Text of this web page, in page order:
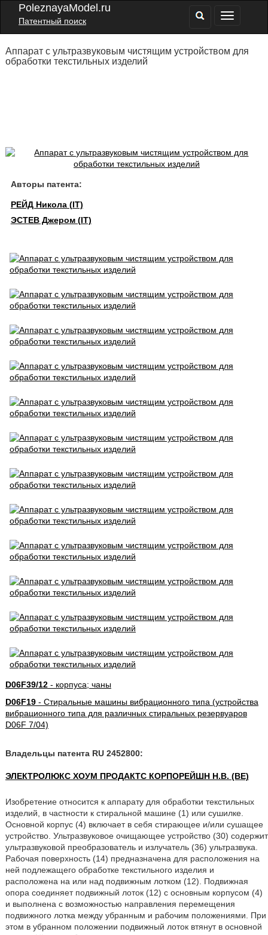
PoleznayaModel.ru
Патентный поиск
Аппарат с ультразвуковым чистящим устройством для
обработки текстильных изделий
Авторы патента:
РЕЙД Никола (IT)
ЭСТЕВ Джером (IT)
D06F39/12- корпуса; чаны
D06F19- Стиральные машины вибрационного типа (устройства
вибрационного типа для различных стиральных резервуаров
D06F 7/04)
Владельцы патента RU 2452800:
ЭЛЕКТРОЛЮКС ХОУМ ПРОДАКТС КОРПОРЕЙШН Н.В. (BE)
Изобретение относится к аппарату для обработки текстильных
изделий, в частности к стиральной машине (1) или сушилке.
Основной корпус (4) включает в себя стирающее и/или сушащее
устройство. Ультразвуковое очищающее устройство (30) содержит
ультразвуковой преобразователь и излучатель (36) ультразвука.
Рабочая поверхность (14) предназначена для расположения на
ней подлежащего обработке текстильного изделия и
расположена на или над подвижным лотком (12). Подвижная
опора соединяет подвижный лоток (12) с основным корпусом (4)
и выполнена с возможностью направления перемещения
подвижного лотка между убранным и рабочим положениями. При
этом в убранном положении подвижный лоток втянут в основной